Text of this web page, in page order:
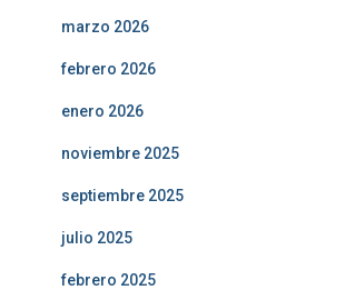
marzo 2026
febrero 2026
enero 2026
noviembre 2025
septiembre 2025
julio 2025
febrero 2025